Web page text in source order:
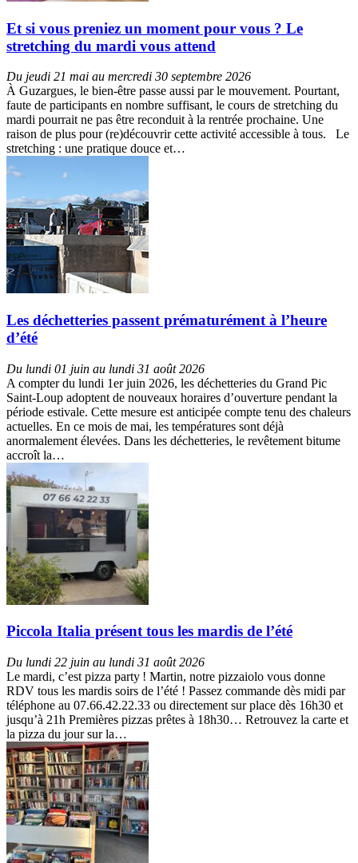
Et si vous preniez un moment pour vous ? Le
stretching du mardi vous attend
Du jeudi 21 mai au mercredi 30 septembre 2026
À Guzargues, le bien-être passe aussi par le mouvement. Pourtant,
faute de participants en nombre suffisant, le cours de stretching du
mardi pourrait ne pas être reconduit à la rentrée prochaine. Une
raison de plus pour (re)découvrir cette activité accessible à tous. Le
stretching : une pratique douce et…
Les déchetteries passent prématurément à l’heure
d’été
Du lundi 01 juin au lundi 31 août 2026
A compter du lundi 1er juin 2026, les déchetteries du Grand Pic
Saint-Loup adoptent de nouveaux horaires d’ouverture pendant la
période estivale. Cette mesure est anticipée compte tenu des chaleurs
actuelles. En ce mois de mai, les températures sont déjà
anormalement élevées. Dans les déchetteries, le revêtement bitume
accroît la…
Piccola Italia présent tous les mardis de l’été
Du lundi 22 juin au lundi 31 août 2026
Le mardi, c’est pizza party ! Martin, notre pizzaiolo vous donne
RDV tous les mardis soirs de l’été ! Passez commande dès midi par
téléphone au 07.66.42.22.33 ou directement sur place dès 16h30 et
jusqu’à 21h Premières pizzas prêtes à 18h30… Retrouvez la carte et
la pizza du jour sur la…